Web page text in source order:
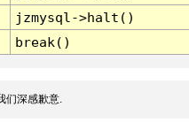
jzmysql->halt()
break()
们深感歉意.